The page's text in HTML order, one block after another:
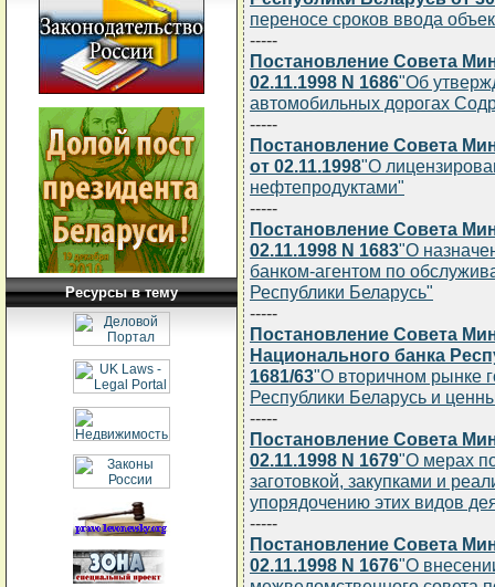
Ресурсы в тему
переносе сроков ввода
-----
Постановление Совета
02.11.1998 N 1686"Об
автомобильных дорогах
-----
Постановление Совета
от 02.11.1998"О
нефтепродуктами"
-----
Постановление Совета
02.11.1998 N 1683"О
банком-агентом по
Республики Беларусь"
-----
Постановление Совета
Национального банка
1681/63"О вторичном рынке
Республики Беларусь и
-----
Постановление Совета
02.11.1998 N 1679"О мерах
заготовкой, закупками и
упорядочению этих видов
-----
Постановление Совета
02.11.1998 N 1676"О